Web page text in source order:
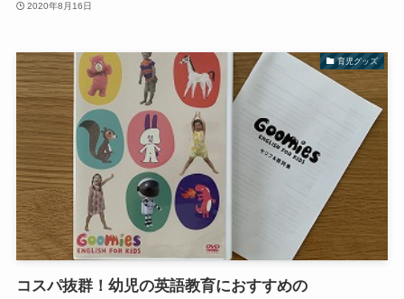
2020年8月16日
育児グッズ
コスパ抜群！幼児の英語教育におすすめの